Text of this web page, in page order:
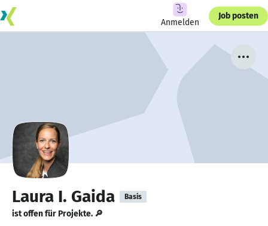
Anmelden
Job posten
Laura I. Gaida Basis
ist offen für Projekte. 🔎